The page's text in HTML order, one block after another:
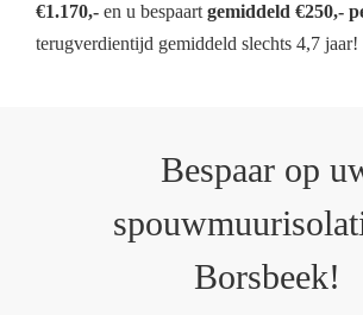
€1.170,- en u bespaartgemiddeld €250,-
terugverdientijd gemiddeld slechts 4,7 jaar!
Bespaar op
Borsbeek!